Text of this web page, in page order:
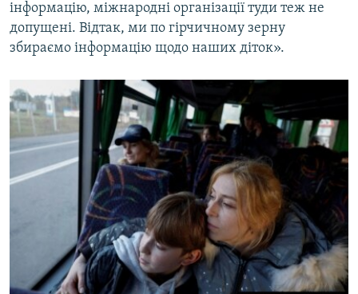
інформацію, міжнародні організації туди теж не
допущені. Відтак, ми по гірчичному зерну
збираємо інформацію щодо наших діток».